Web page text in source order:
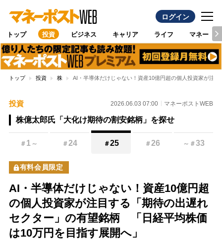
ログイン
トップ 投資 ビジネス キャリア ライフ マネー
トップ 投資 株 AI・半導体だけじゃない！資産10億円超の個人投資家が注
投資 2026.06.03 07:00 マネーポストWEB
株億太郎氏「大化け期待の割安銘柄」を探せ
＃ 1 ～ ＃24 ＃25 ＃26 ～ ＃33
有料会員限定
AI・半導体だけじゃない！資産10億円超
の個人投資家が注目する「期待の出遅れ
セクター」の有望銘柄 「日経平均株価
は10万円を目指す展開へ」